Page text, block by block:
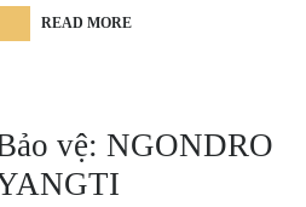
READ MORE
vệ: NGONDRO